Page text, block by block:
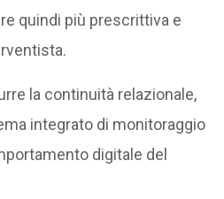
quindi più prescrittiva e
la continuità relazionale,
integrato di monitoraggio
digitale del